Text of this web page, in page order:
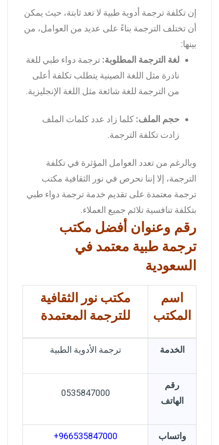
إن تكلفة ترجمة أدوية طبية لا تعد ثابتة، حيث يمكن
أن تختلف الترجمة بناءً على عديد من العوامل، من
بينها:
لغة الترجمة المطلوبة: ترجمة دواء طبي للغة
نادرة مثل اللغة الصينية يتطلب تكلفة أعلى
من الترجمة للغة شائعة مثل اللغة الإنجليزية.
حجم الملف: كلما زاد عدد كلمات الملف
زادت تكلفة الترجمة.
وبالرغم من تعدد العوامل المؤثرة في تكلفة
الترجمة، إلا إننا نحرص في نور الثقافية مكتب
ترجمة معتمدة على تقديم خدمة ترجمة دواء طبي
بتكلفة تنافسية تلائم جميع العملاء.
رقم وعنوان أفضل مكتب
ترجمة طبية معتمد في
السعودية
اسم
المكتب
مكتب نور الثقافية
للترجمة المعتمدة
الخدمة ترجمة الأدوية الطبية
رقم
الهاتف
0535847000
واتساب 966535847000+